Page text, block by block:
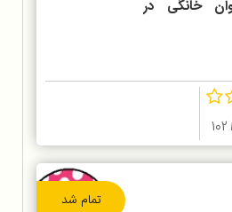
خانگی در
تمام شد